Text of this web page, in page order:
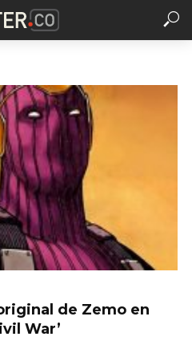
de Zemo en
War’